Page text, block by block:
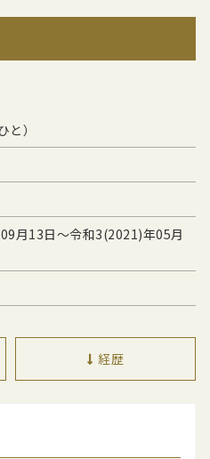
）
月13日〜令和3(2021)年05月
経歴